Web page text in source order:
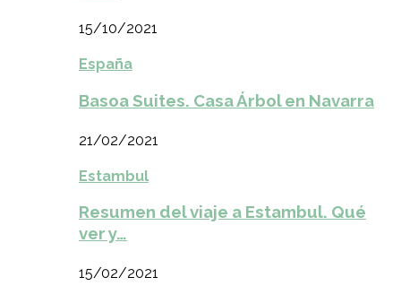
15/10/2021
España
Basoa Suites. Casa Árbol en Navarra
21/02/2021
Estambul
Resumen del viaje a Estambul. Qué
ver y…
15/02/2021